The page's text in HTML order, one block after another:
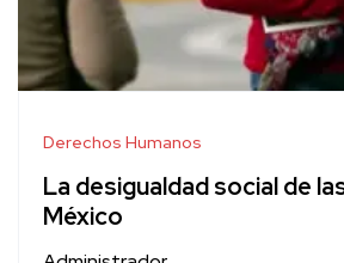
Derechos Humanos
La desigualdad social de
México